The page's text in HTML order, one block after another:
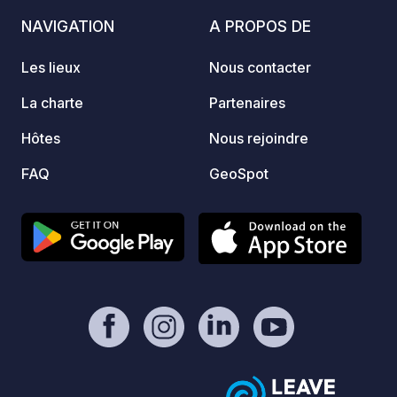
simplicité de la nature.
NAVIGATION
Les lieux
La charte
Hôtes
FAQ
A PROPOS DE
Nous contacter
Partenaires
Nous rejoindre
GeoSpot